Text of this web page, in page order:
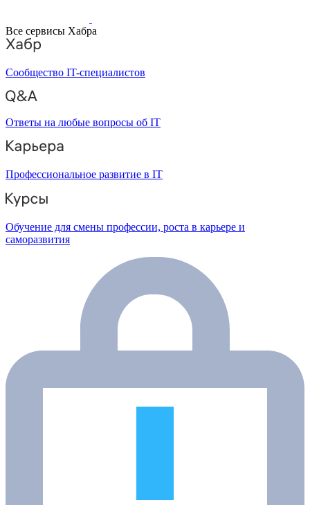
Все сервисы Хабра
Сообщество IT-специалистов
Ответы на любые вопросы об IT
Профессиональное развитие в IT
Обучение для смены профессии, роста в карьере и
саморазвития